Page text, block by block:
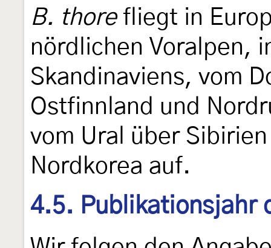
B. thorefliegt in
nördlichen Voralpen,
Skandinaviens, vom
Ostfinnland und
vom Ural über
Nordkorea auf.
4.5. Publikationsjahr